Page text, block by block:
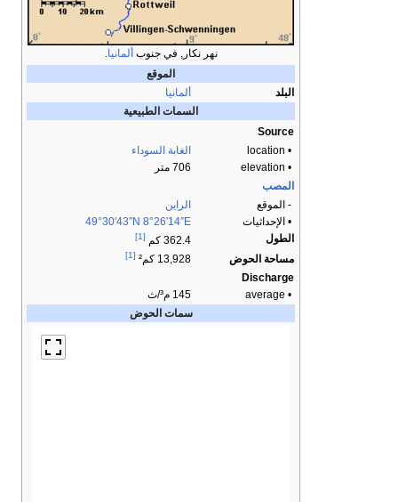
نهر نكار, في جنوب ألمانيا.
الموقع
البلد
ألمانيا
السمات الطبيعية
Source
• location
الغابة السوداء
• elevation
706 متر
المصب
- الموقع
الراين
• الإحداثيات
49°30′43″N 8°26′14″E
الطول
362.4 كم [1]
مساحة الحوض 13,928 كم² [1]
Discharge
• average
145 م³/ث
سمات الحوض